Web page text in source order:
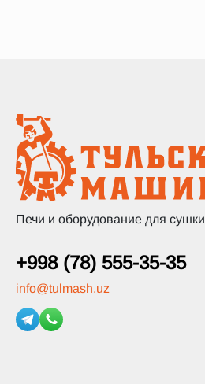
Печи и оборудование для сушки
+998 (78) 555-35-35
info@tulmash.uz